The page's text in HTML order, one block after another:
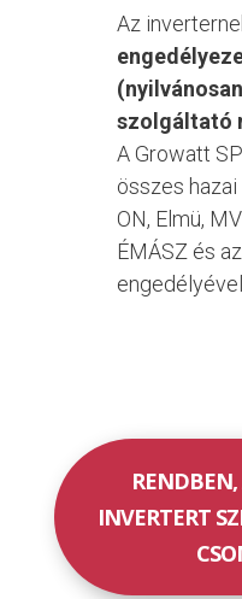
Az
szolgáltató
A Growatt
összes
ON, Elmü,
ÉMÁSZ és
INVERTERT